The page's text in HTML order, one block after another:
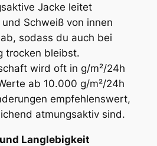
Jacke leitet
Schweiß von innen
sodass du auch bei
trocken bleibst.
wird oft in g/m²/24h
ab 10.000 g/m²/24h
empfehlenswert,
atmungsaktiv sind.
Langlebigkeit